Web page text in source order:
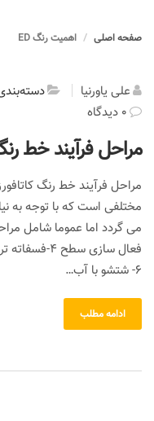
صفحه اصلی اهمیت رنگ ED
علی یاورنیا
0 دیدگاه
مراحل فرآیند خط
مراحل فرآیند خط رنگ
مختلفی است که با توجه به
6- شتشو با آب…
ادامه مطلب